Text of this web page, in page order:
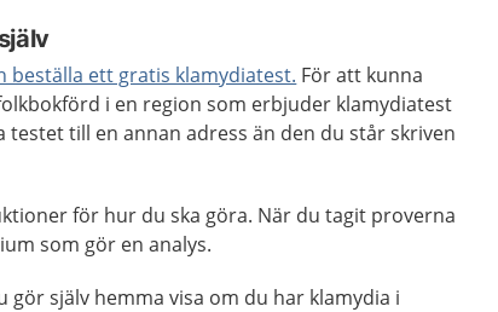
beställa ett gratis klamydiatest. För att kunna
i en region som erbjuder klamydiatest
till en annan adress än den du står skriven
för hur du ska göra. När du tagit proverna
som gör en analys.
gör själv hemma visa om du har klamydia i